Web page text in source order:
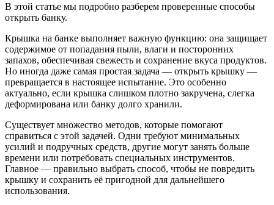
В этой статье мы подробно разберем проверенные способы
открыть банку.
Крышка на банке выполняет важную функцию: она защищает
содержимое от попадания пыли, влаги и посторонних
запахов, обеспечивая свежесть и сохранение вкуса продуктов.
Но иногда даже самая простая задача — открыть крышку —
превращается в настоящее испытание. Это особенно
актуально, если крышка слишком плотно закручена, слегка
деформирована или банку долго хранили.
Существует множество методов, которые помогают
справиться с этой задачей. Одни требуют минимальных
усилий и подручных средств, другие могут занять больше
времени или потребовать специальных инструментов.
Главное — правильно выбрать способ, чтобы не повредить
крышку и сохранить её пригодной для дальнейшего
использования.